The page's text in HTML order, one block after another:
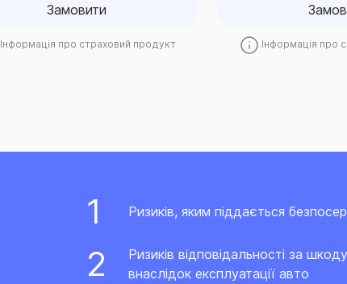
Замовити
Інформація про страховий продукт Інформація про
Ризиків, яким піддається
Ризиків відповідальності за
внаслідок експлуатації авто